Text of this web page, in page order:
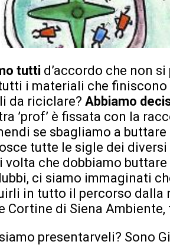
tutti d’accordo che non
i materiali che
da riciclare? Abbiamo
’prof’ è fissata con la
se sbagliamo a
tutte le sigle dei
volta che dobbiamo
ci siamo immaginati
in tutto il percorso dalla
Cortine di Siena
presentarveli? Sono